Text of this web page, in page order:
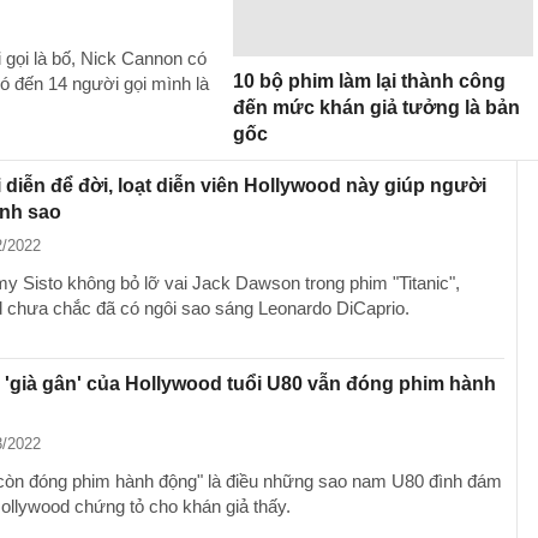
là bố, Nick Cannon có
đến 14 người gọi mình là
10 bộ phim làm lại thành công
đến mức khán giả tưởng là bản
gốc
diễn để đời, loạt diễn viên Hollywood này giúp người
sao
2022
Sisto không bỏ lỡ vai Jack Dawson trong phim "Titanic",
chưa chắc đã có ngôi sao sáng Leonardo DiCaprio.
'già gân' của Hollywood tuổi U80 vẫn đóng phim hành
2022
đóng phim hành động" là điều những sao nam U80 đình đám
chứng tỏ cho khán giả thấy.